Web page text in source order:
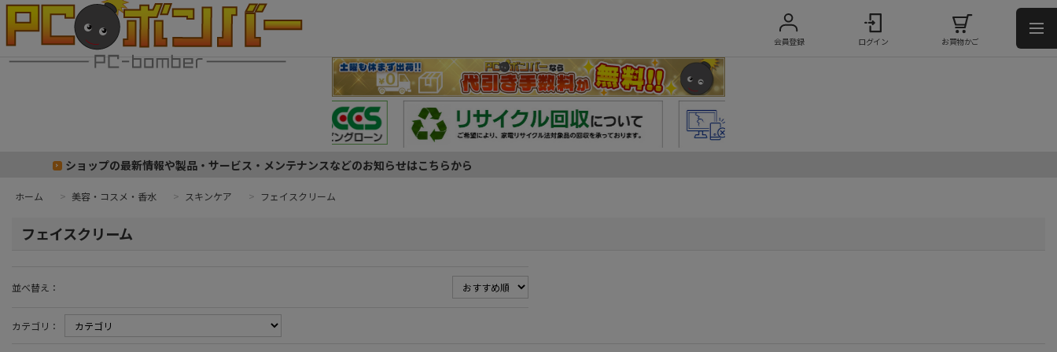
会員登録 ログイン お買物かご
ショップの最新情報や製品・サービス・メンテナンスなどのお知らせはこちらから
ホーム > 美容・コスメ・香水 > スキンケア > フェイスクリーム
フェイスクリーム
並べ替え：
カテゴリ：